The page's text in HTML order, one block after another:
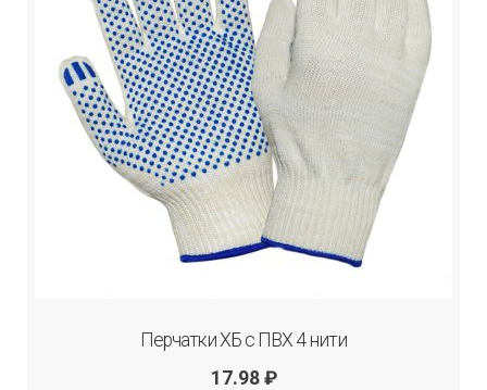
Перчатки ХБ с ПВХ 4 нити
17.98 ₽